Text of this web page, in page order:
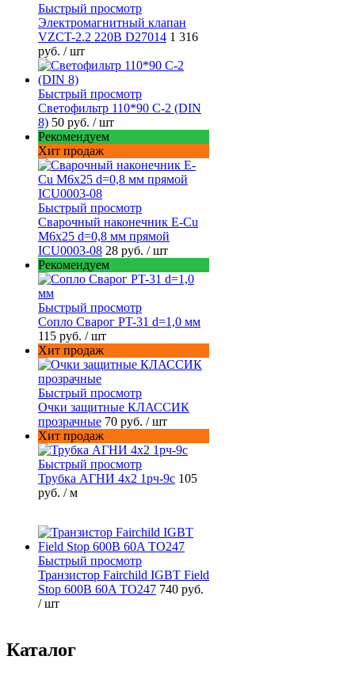
Быстрый просмотр
Электромагнитный клапан
VZCT-2.2 220В D27014 1 316
руб. / шт
Быстрый просмотр
Светофильтр 110*90 С-2 (DIN
8) 50 руб. / шт
Рекомендуем
Хит продаж
Быстрый просмотр
Сварочный наконечник E-Cu
M6x25 d=0,8 мм прямой
ICU0003-08 28 руб. / шт
Рекомендуем
Быстрый просмотр
Сопло Сварог PT-31 d=1,0 мм
115 руб. / шт
Хит продаж
Быстрый просмотр
Очки защитные КЛАССИК
прозрачные 70 руб. / шт
Хит продаж
Быстрый просмотр
Трубка АГНИ 4х2 1рч-9с 105
руб. / м
Быстрый просмотр
Транзистор Fairchild IGBT Field
Stop 600B 60A TO247 740 руб.
/ шт
Каталог